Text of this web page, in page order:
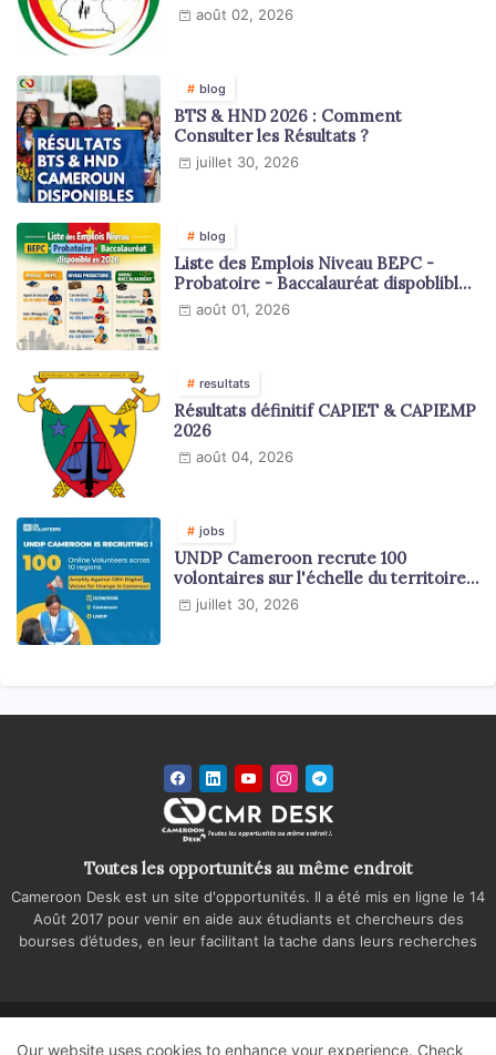
août 02, 2026
blog
BTS & HND 2026 : Comment
Consulter les Résultats ?
juillet 30, 2026
blog
Liste des Emplois Niveau BEPC -
Probatoire - Baccalauréat dispoblible
en 2026
août 01, 2026
resultats
Résultats définitif CAPIET & CAPIEMP
2026
août 04, 2026
jobs
UNDP Cameroon recrute 100
volontaires sur l'échelle du territoire
national
juillet 30, 2026
Toutes les opportunités au même endroit
Cameroon Desk est un site d'opportunités. Il a été mis en ligne le 14
Août 2017 pour venir en aide aux étudiants et chercheurs des
bourses d’études, en leur facilitant la tache dans leurs recherches
Our website uses cookies to enhance your experience. Check